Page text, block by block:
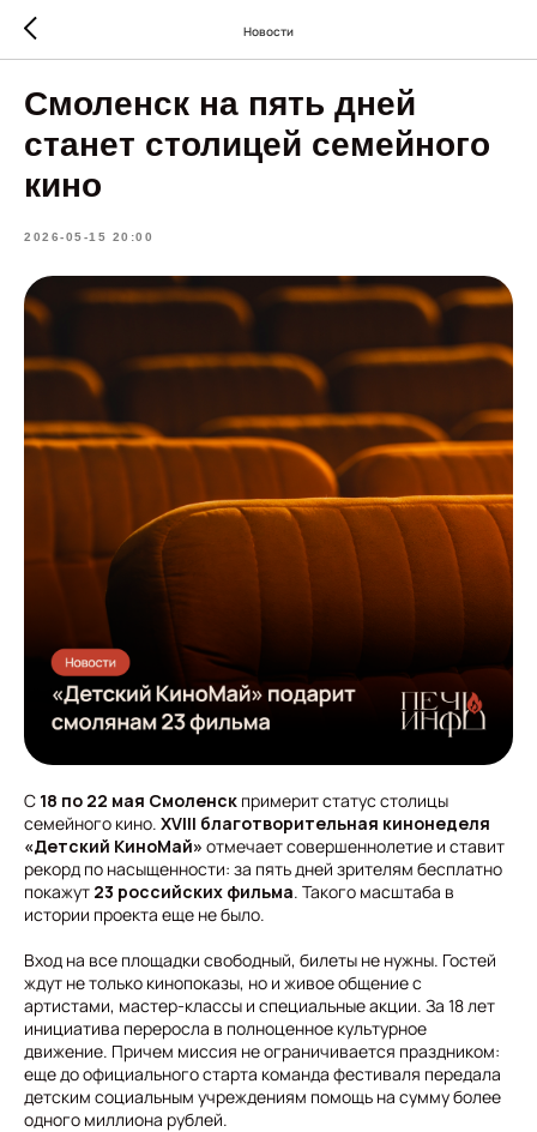
Новости
Смоленск на пять дней
станет столицей семейного
кино
2026-05-15 20:00
С 18 по 22 мая Смоленск примерит статус столицы
семейного кино. XVIII благотворительная кинонеделя
«Детский КиноМай» отмечает совершеннолетие и ставит
рекорд по насыщенности: за пять дней зрителям бесплатно
покажут 23 российских фильма. Такого масштаба в
истории проекта еще не было.
Вход на все площадки свободный, билеты не нужны. Гостей
ждут не только кинопоказы, но и живое общение с
артистами, мастер-классы и специальные акции. За 18 лет
инициатива переросла в полноценное культурное
движение. Причем миссия не ограничивается праздником:
еще до официального старта команда фестиваля передала
детским социальным учреждениям помощь на сумму более
одного миллиона рублей.